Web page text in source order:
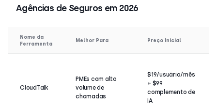
Agências de Seguros em 2026
Nome da
Ferramenta
Melhor Para Preço Inicial
CloudTalk
PMEs com alto
volume de
chamadas
$19/usuário/mês
+ $99
complemento de
IA